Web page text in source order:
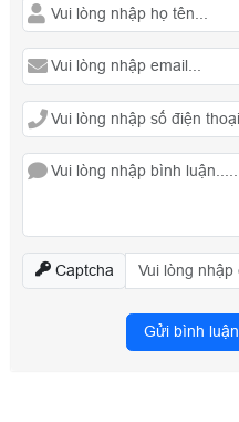
Captcha
Gửi bình luận